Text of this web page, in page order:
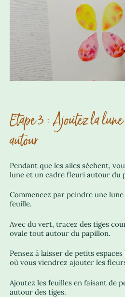
Etape 3 : Ajoutez la
autour
Pendant que les ailes sèchent,
lune et un cadre fleuri autour du
Commencez par peindre une
feuille.
Avec du vert, tracez des tiges
ovale tout autour du papillon.
Pensez à laisser de petits
où vous viendrez ajouter les
Ajoutez les feuilles en faisant de
autour des tiges.